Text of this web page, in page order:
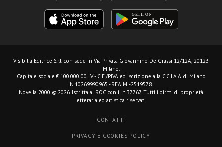
Visibilia Editrice S.r.l. con sede in Via Privata Giovannino De Grassi 12/12A, 20123
Milano.
Capitale sociale € 100.000,00 I.V. - C.F./P.IVA ed iscrizione alla C.C.I.A.A. di Milano
N.10269990965 - REA MI-2519578.
Novella 2000 © 2026. Iscritta al ROC con il n.37767. Tutti i diritti di proprietà
letteraria ed artistica riservati.
CONTATTI
PRIVACY E COOKIES POLICY